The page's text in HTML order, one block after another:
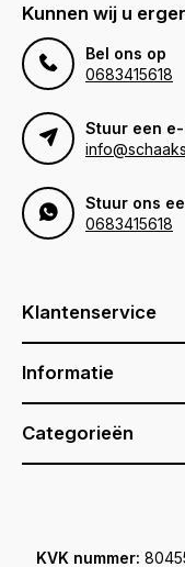
Kunnen wij u
Bel ons op
0683415618
Stuur een
Stuur ons
0683415618
Klantenservice
Informatie
Categorieën
KVK nummer: